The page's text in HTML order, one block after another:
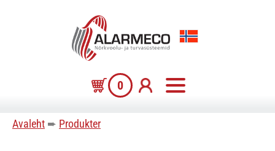
0
Avaleht ➨ Produkter